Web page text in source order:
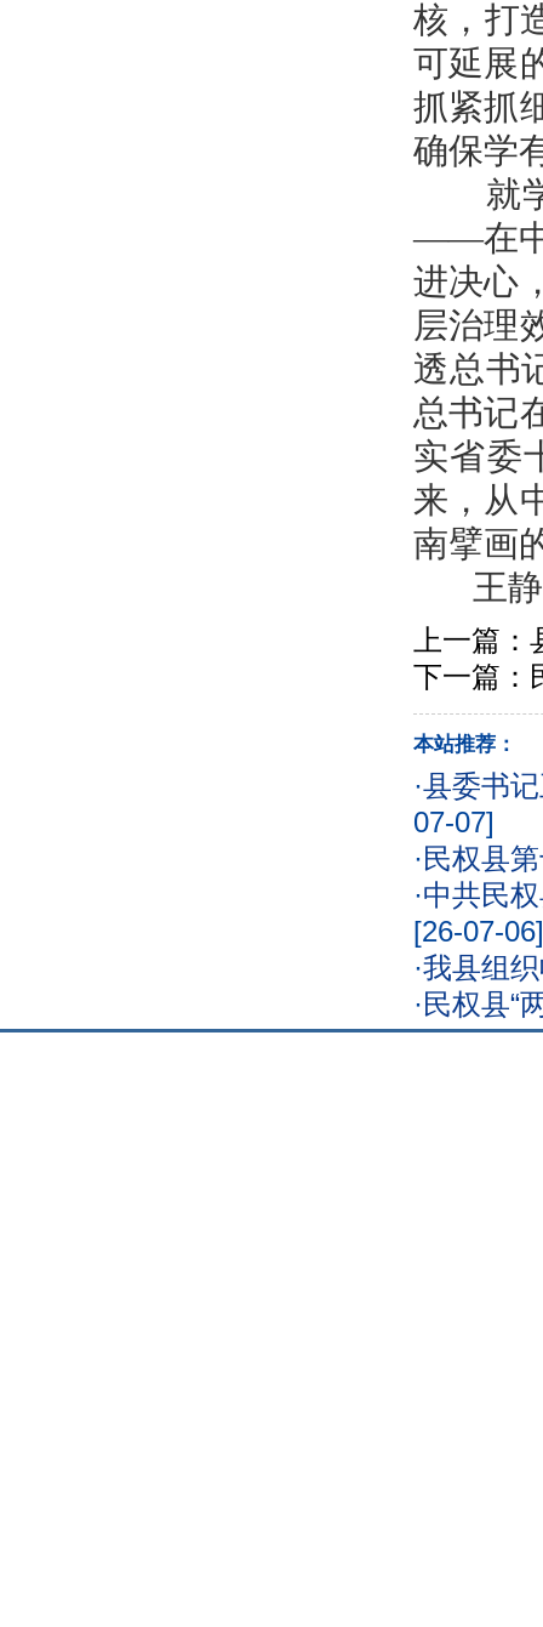
核，打
可延展
抓紧抓
确保学
就学
——在中
进决心
层治理
透总书
总书记
实省委
来，从
南擘画
王静
上一篇：
下一篇：
本站推荐：
·县委书
07-07]
·民权县
·中共民
[26-07-06]
·我县组
·民权县“